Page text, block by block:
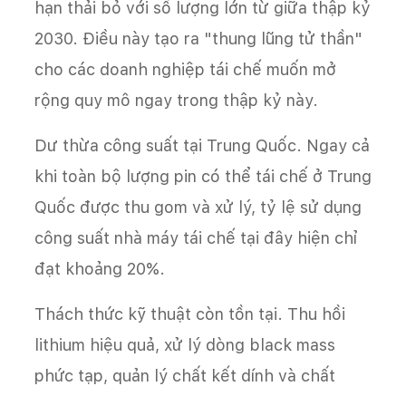
hạn thải bỏ với số lượng lớn từ giữa thập kỷ
2030. Điều này tạo ra "thung lũng tử thần"
cho các doanh nghiệp tái chế muốn mở
rộng quy mô ngay trong thập kỷ này.
Dư thừa công suất tại Trung Quốc. Ngay cả
khi toàn bộ lượng pin có thể tái chế ở Trung
Quốc được thu gom và xử lý, tỷ lệ sử dụng
công suất nhà máy tái chế tại đây hiện chỉ
đạt khoảng 20%.
Thách thức kỹ thuật còn tồn tại. Thu hồi
lithium hiệu quả, xử lý dòng black mass
phức tạp, quản lý chất kết dính và chất